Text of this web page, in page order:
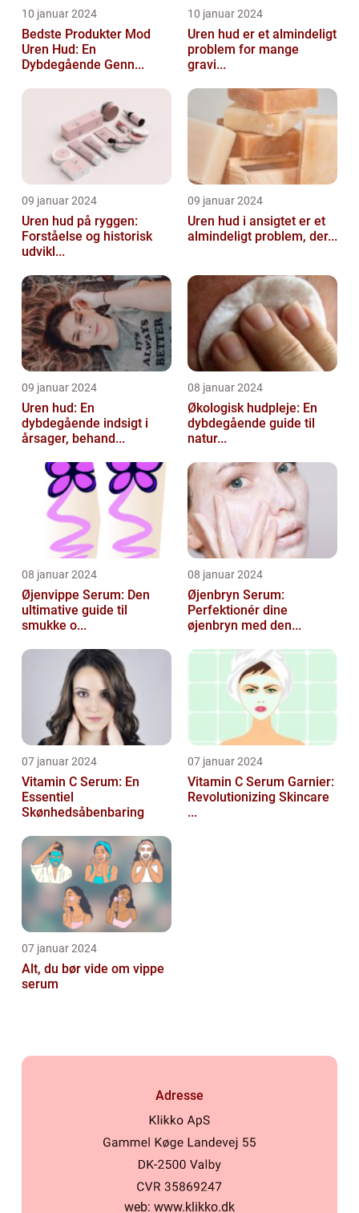
10 januar 2024
Bedste Produkter Mod
Uren Hud: En
Dybdegående Genn...
10 januar 2024
Uren hud er et almindeligt
problem for mange
gravi...
09 januar 2024
Uren hud på ryggen:
Forståelse og historisk
udvikl...
09 januar 2024
Uren hud i ansigtet er et
almindeligt problem, der...
09 januar 2024
Uren hud: En
dybdegående indsigt i
årsager, behand...
08 januar 2024
Økologisk hudpleje: En
dybdegående guide til
natur...
08 januar 2024
Øjenvippe Serum: Den
ultimative guide til
smukke o...
08 januar 2024
Øjenbryn Serum:
Perfektionér dine
øjenbryn med den...
07 januar 2024
Vitamin C Serum: En
Essentiel
Skønhedsåbenbaring
07 januar 2024
Vitamin C Serum Garnier:
Revolutionizing Skincare
...
07 januar 2024
Alt, du bør vide om vippe
serum
Adresse
web: www.klikko.dk